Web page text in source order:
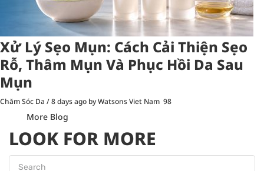
Xử Lý Sẹo Mụn: Cách Cải Thiện Sẹo
Rỗ, Thâm Mụn Và Phục Hồi Da Sau
Mụn
Chăm Sóc Da /8 days ago by Watsons Viet Nam 98
More Blog
LOOK FOR MORE